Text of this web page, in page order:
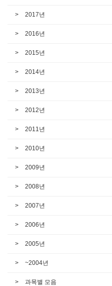
2017년
2016년
2015년
2014년
2013년
2012년
2011년
2010년
2009년
2008년
2007년
2006년
2005년
~2004년
과목별 모음